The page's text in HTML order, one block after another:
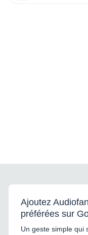
Ajoutez
préférées sur
Un geste simple qui